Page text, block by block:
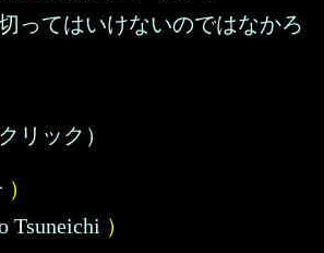
ってはいけないのではなかろ
リック）
）
Tsuneichi ）